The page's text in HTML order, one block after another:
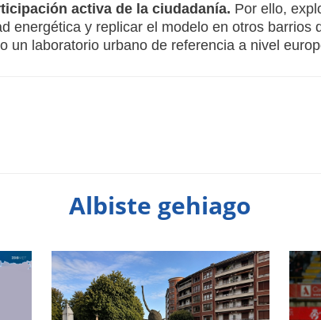
activa de la ciudadanía. Por ello,
energética y replicar el modelo en otros barrios
un laboratorio urbano de referencia a nivel
Albiste gehiago